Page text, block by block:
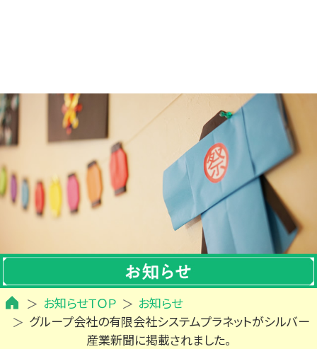
お知らせＴＯＰ
お知らせ
グループ会社の有限会社システムプラネットがシルバー
産業新聞に掲載されました。